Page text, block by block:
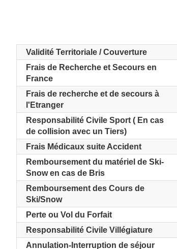
Validité Territoriale / Couverture
Frais de Recherche et Secours en
France
Frais de recherche et de secours à
l'Etranger
Responsabilité Civile Sport ( En cas
de collision avec un Tiers)
Frais Médicaux suite Accident
Remboursement du matériel de Ski-
Snow en cas de Bris
Remboursement des Cours de
Ski/Snow
Perte ou Vol du Forfait
Responsabilité Civile Villégiature
Annulation-Interruption de séjour